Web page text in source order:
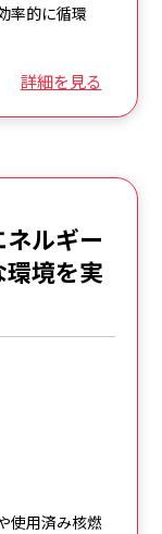
率的に循環
詳細を見る
ルギー
環境を実
使用済み核燃